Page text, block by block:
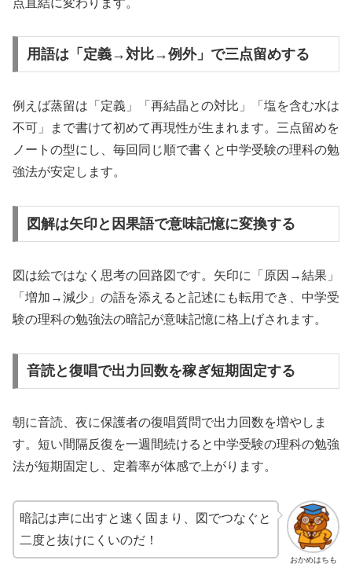
用語は「定義→対比→例外」で三点留めする
例えば蒸留は「定義」「再結晶との対比」「塩を含む水は
不可」まで書けて初めて再現性が生まれます。三点留めを
ノートの型にし、毎回同じ順で書くと中学受験の理科の勉
強法が安定します。
図解は矢印と因果語で意味記憶に変換する
図は絵ではなく思考の回路図です。矢印に「原因→結果」
「増加→減少」の語を添えると記述にも転用でき、中学受
験の理科の勉強法の暗記が意味記憶に格上げされます。
音読と復唱で出力回数を稼ぎ短期固定する
朝に音読、夜に保護者の復唱質問で出力回数を増やしま
す。短い間隔反復を一週間続けると中学受験の理科の勉強
法が短期固定し、定着率が体感で上がります。
おかめはちも
暗記は声に出すと速く固まり、図でつなぐと
二度と抜けにくいのだ！